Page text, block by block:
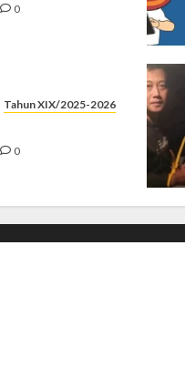
0
Tahun XIX/2025-2026
0